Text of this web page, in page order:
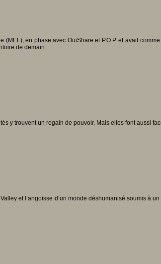
en phase avec OuiShare et P.O.P. et avait
de demain.
y trouvent un regain de pouvoir. Mais elles font aussi
et l’angoisse d’un monde déshumanisé soumis à